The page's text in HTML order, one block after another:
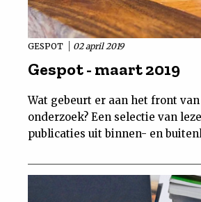
GESPOT 02 april 2019
Gespot - maart 2019
Wat gebeurt er aan het front
onderzoek? Een selectie van
publicaties uit binnen- en